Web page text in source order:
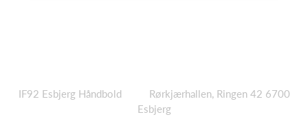
IF92 Esbjerg Håndbold Rørkjærhallen, Ringen 42 6700
Esbjerg